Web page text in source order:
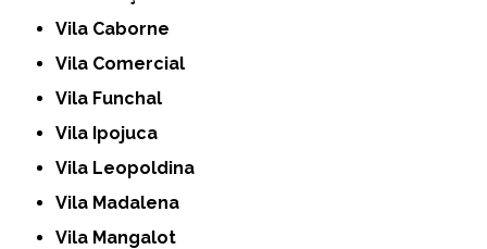
Vila Caborne
Vila Comercial
Vila Funchal
Vila Ipojuca
Vila Leopoldina
Vila Madalena
Vila Mangalot